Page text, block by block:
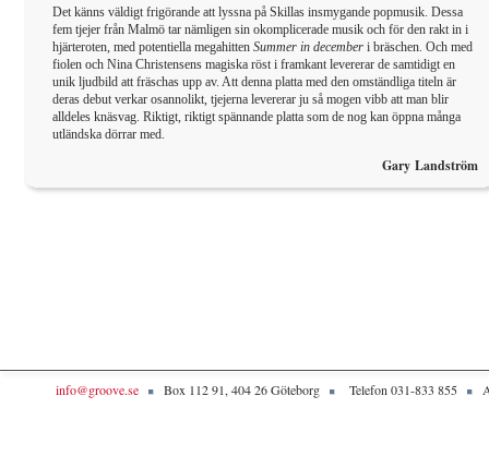
Det känns väldigt frigörande att lyssna på Skillas insmygande popmusik. Dessa
fem tjejer från Malmö tar nämligen sin okomplicerade musik och för den rakt in i
hjärteroten, med potentiella megahitten Summer in decemberi bräschen. Och med
fiolen och Nina Christensens magiska röst i framkant levererar de samtidigt en
unik ljudbild att fräschas upp av. Att denna platta med den omständliga titeln är
deras debut verkar osannolikt, tjejerna levererar ju så mogen vibb att man blir
alldeles knäsvag. Riktigt, riktigt spännande platta som de nog kan öppna många
utländska dörrar med.
Gary Landström
info@groove.se Box 112 91, 404 26 Göteborg Telefon 031-833 855